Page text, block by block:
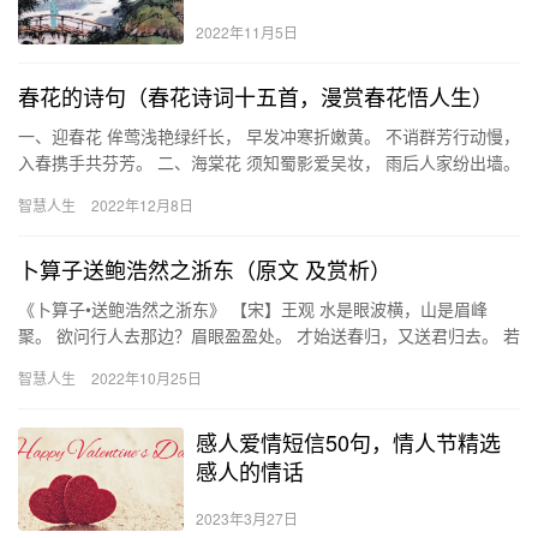
2022年11月5日
春花的诗句（春花诗词十五首，漫赏春花悟人生）
一、迎春花 侔莺浅艳绿纤长， 早发冲寒折嫩黄。 不诮群芳行动慢，
入春携手共芬芳。 二、海棠花 须知蜀影爱吴妆， 雨后人家纷出墙。
智慧人生 2022年12月8日
卜算子送鲍浩然之浙东（原文 及赏析）
《卜算子•送鲍浩然之浙东》 【宋】王观 水是眼波横，山是眉峰
聚。 欲问行人去那边？眉眼盈盈处。 才始送春归，又送君归去。 若
智慧人生 2022年10月25日
感人爱情短信50句，情人节精选
感人的情话
2023年3月27日